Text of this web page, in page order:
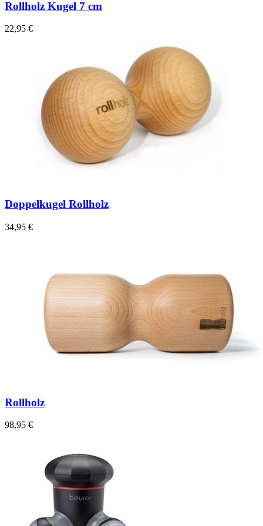
Rollholz Kugel 7 cm
22,95 €
Doppelkugel Rollholz
34,95 €
Rollholz
98,95 €